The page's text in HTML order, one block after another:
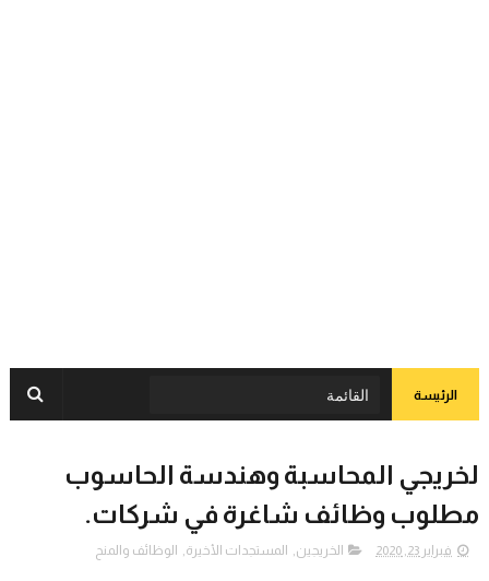
الرئيسة
لخريجي المحاسبة وهندسة الحاسوب
مطلوب وظائف شاغرة في شركات.
فبراير 23, 2020 الخريجين, المستجدات الأخيرة, الوظائف والمنح